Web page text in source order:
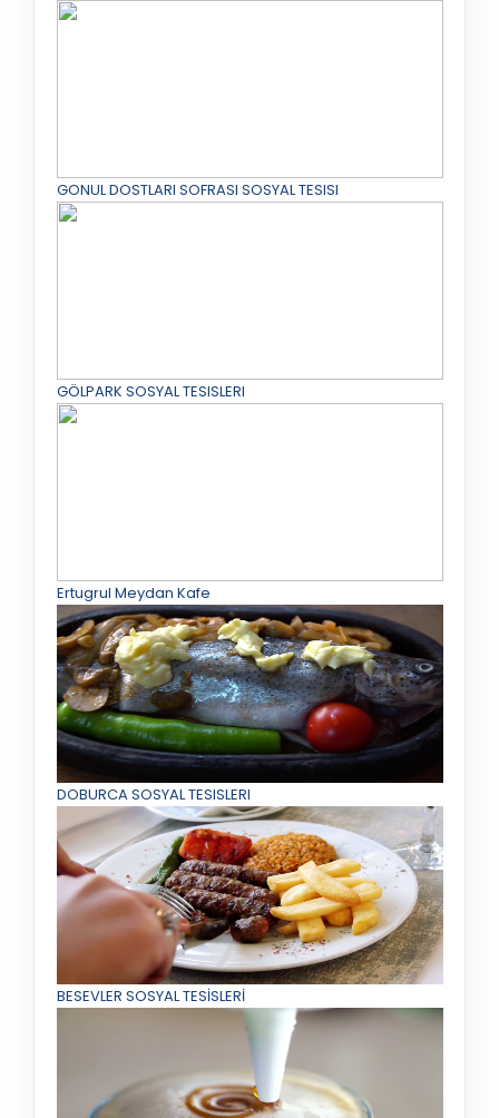
GONUL DOSTLARI SOFRASI SOSYAL TESISI
GÖLPARK SOSYAL TESISLERI
Ertugrul Meydan Kafe
DOBURCA SOSYAL TESISLERI
BESEVLER SOSYAL TESİSLERİ